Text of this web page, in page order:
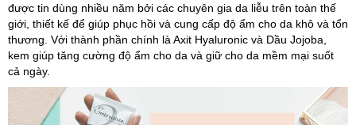
được tin dùng nhiều năm bởi các chuyên gia da liễu trên toàn thế
giới, thiết kế để giúp phục hồi và cung cấp độ ẩm cho da khô và tổn
thương. Với thành phần chính là Axit Hyaluronic và Dầu Jojoba,
kem giúp tăng cường độ ẩm cho da và giữ cho da mềm mại suốt
cả ngày.